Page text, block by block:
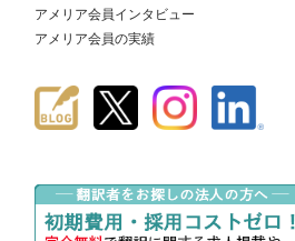
アメリア会員インタビュー
アメリア会員の実績